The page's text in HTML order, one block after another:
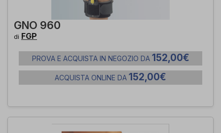
GNO 960
di FGP
PROVA E ACQUISTA IN NEGOZIO DA 152,00€
ACQUISTA ONLINE DA 152,00€